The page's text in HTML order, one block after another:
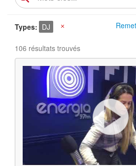
Types DJ
106 résultats trouvés